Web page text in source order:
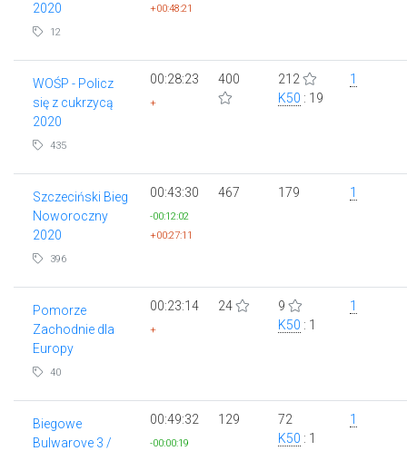
2020
12
+00:48:21
WOŚP - Policz
się z cukrzycą
2020
435
00:28:23
+
400
212
K50 : 19
1
Szczeciński Bieg
Noworoczny
2020
396
00:43:30
-00:12:02
+00:27:11
467 179 1
Pomorze
Zachodnie dla
Europy
40
00:23:14
+
24
9
K50 : 1
1
Biegowe
Bulwarove 3 /
00:49:32
-00:00:19
129
72
K50 : 1
1